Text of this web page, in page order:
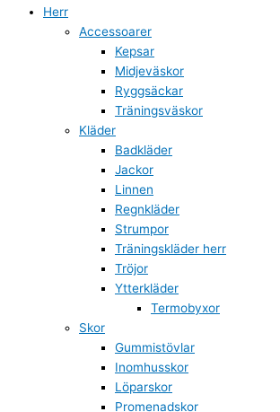
Herr
Accessoarer
Kepsar
Midjeväskor
Ryggsäckar
Träningsväskor
Kläder
Badkläder
Jackor
Linnen
Regnkläder
Strumpor
Träningskläder herr
Tröjor
Ytterkläder
Termobyxor
Skor
Gummistövlar
Inomhusskor
Löparskor
Promenadskor